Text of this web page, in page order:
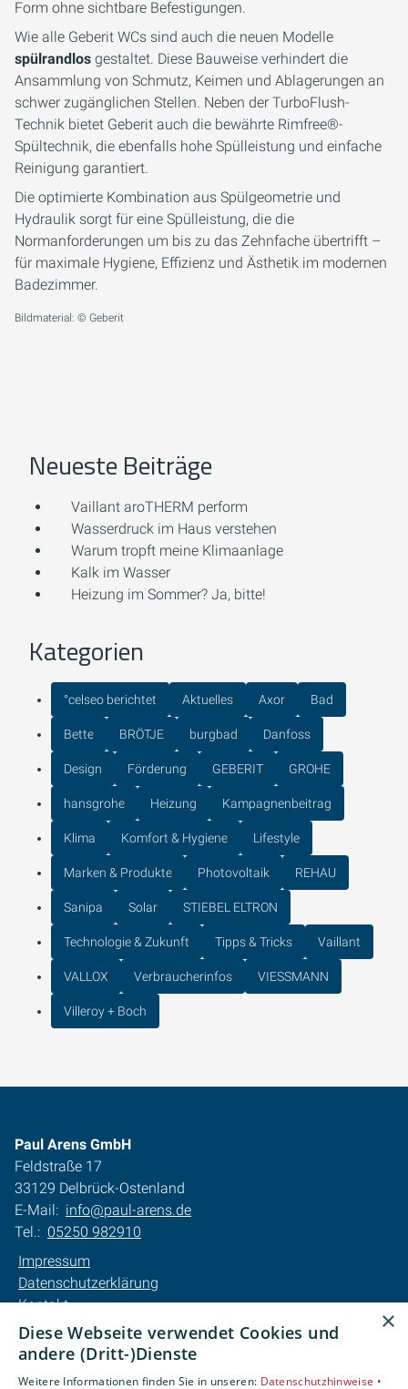
Form ohne sichtbare Befestigungen.
Wie alle Geberit WCs sind auch die neuen Modelle
spülrandlos gestaltet. Diese Bauweise verhindert die
Ansammlung von Schmutz, Keimen und Ablagerungen an
schwer zugänglichen Stellen. Neben der TurboFlush-
Technik bietet Geberit auch die bewährte Rimfree®-
Spültechnik, die ebenfalls hohe Spülleistung und einfache
Reinigung garantiert.
Die optimierte Kombination aus Spülgeometrie und
Hydraulik sorgt für eine Spülleistung, die die
Normanforderungen um bis zu das Zehnfache übertrifft –
für maximale Hygiene, Effizienz und Ästhetik im modernen
Badezimmer.
Bildmaterial: © Geberit
Neueste Beiträge
Vaillant aroTHERM perform
Wasserdruck im Haus verstehen
Warum tropft meine Klimaanlage
Kalk im Wasser
Heizung im Sommer? Ja, bitte!
Kategorien
°celseo berichtet Aktuelles Axor Bad
Bette BRÖTJE burgbad Danfoss
Design Förderung GEBERIT GROHE
hansgrohe Heizung Kampagnenbeitrag
Klima Komfort & Hygiene Lifestyle
Marken & Produkte Photovoltaik REHAU
Sanipa Solar STIEBEL ELTRON
Technologie & Zukunft Tipps & Tricks Vaillant
VALLOX Verbraucherinfos VIESSMANN
Villeroy + Boch
Paul Arens GmbH
Feldstraße 17
33129 Delbrück-Ostenland
E-Mail: info@paul-arens.de
Tel.: 05250 982910
Impressum
Datenschutzerklärung
Kontakt
Barrierefreiheitserklärung
×
Diese Webseite verwendet Cookies und
andere (Dritt-)Dienste
Weitere Informationen finden Sie in unseren: Datenschutzhinweise •